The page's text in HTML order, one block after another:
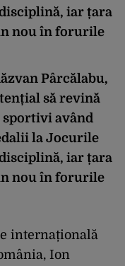
iar țara
nou în forurile
Pârcălabu,
să revină
având
la Jocurile
iar țara
nou în forurile
internațională
Ion